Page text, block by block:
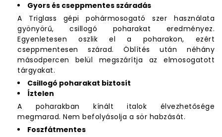
Gyors és cseppmentes száradás
A Triglass gépi pohármosogató szer használata
gyönyörű, csillogó poharakat eredményez.
Egyenletesen oszlik el a poharakon, ezért
cseppmentesen szárad. Öblítés után néhány
másodpercen belül megszárítja az elmosogatott
tárgyakat.
Csillogó poharakat biztosít
Íztelen
A poharakban kínált italok élvezhetősége
megmarad. Nem befolyásolja a sör habzását.
Foszfátmentes